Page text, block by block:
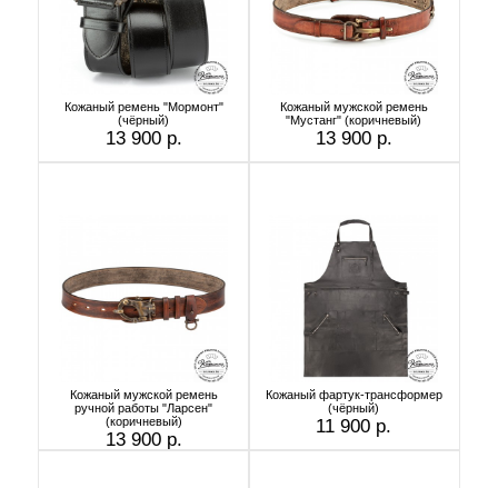
Кожаный ремень "Мормонт"
(чёрный)
13 900 р.
Кожаный мужской ремень
"Мустанг" (коричневый)
13 900 р.
Кожаный мужской ремень
ручной работы "Ларсен"
(коричневый)
13 900 р.
Кожаный фартук-трансформер
(чёрный)
11 900 р.